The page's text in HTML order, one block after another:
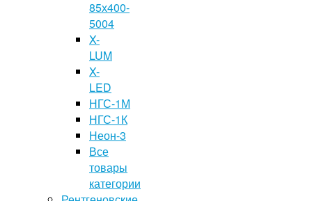
85х400-
5004
X-
LUM
X-
LED
НГС-1М
НГС-1К
Неон-3
Все
товары
категории